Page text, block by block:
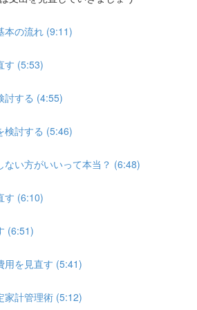
本の流れ (9:11)
す (5:53)
討する (4:55)
検討する (5:46)
ない方がいいって本当？ (6:48)
す (6:10)
(6:51)
用を見直す (5:41)
家計管理術 (5:12)